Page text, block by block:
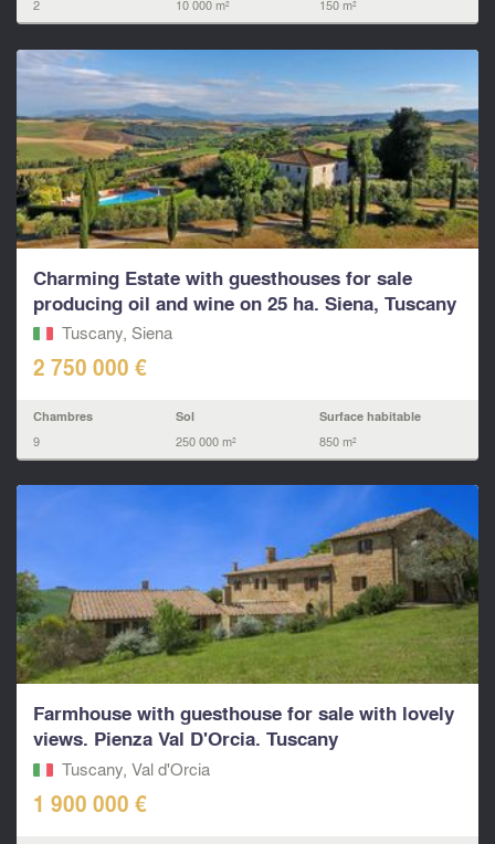
2 10 000 m² 150 m²
Charming Estate with guesthouses for sale
producing oil and wine on 25 ha. Siena, Tuscany
Tuscany, Siena
2 750 000 €
Chambres
9
Sol
250 000 m²
Surface habitable
850 m²
Farmhouse with guesthouse for sale with lovely
views. Pienza Val D'Orcia. Tuscany
Tuscany, Val d'Orcia
1 900 000 €